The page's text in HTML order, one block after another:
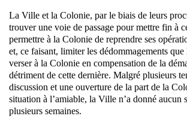
La Ville et la Colonie, par le biais de leurs
trouver une voie de passage pour mettre fin à
permettre à la Colonie de reprendre ses
et, ce faisant, limiter les dédommagements
verser à la Colonie en compensation de la
détriment de cette dernière. Malgré plusieurs
discussion et une ouverture de la part de la
situation à l’amiable, la Ville n’a donné aucun
plusieurs semaines.